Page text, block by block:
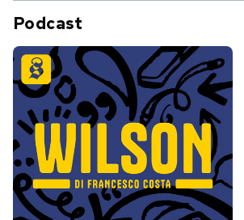
Podcast